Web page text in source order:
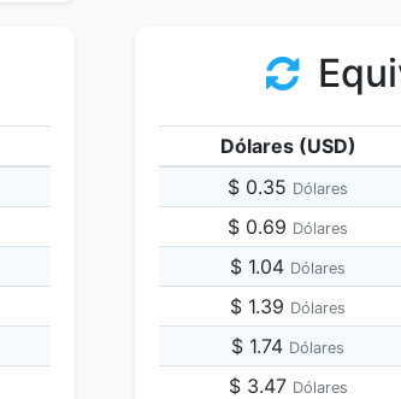
Dólares (USD)
$ 0.35 Dólares
$ 0.69 Dólares
$ 1.04 Dólares
$ 1.39 Dólares
$ 1.74 Dólares
$ 3.47 Dólares